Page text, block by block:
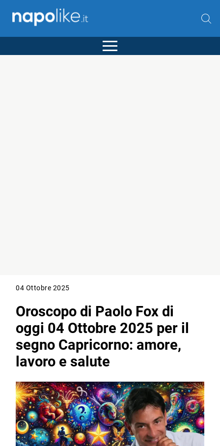
04 Ottobre 2025
Oroscopo di Paolo Fox di
oggi 04 Ottobre 2025 per il
segno Capricorno: amore,
lavoro e salute